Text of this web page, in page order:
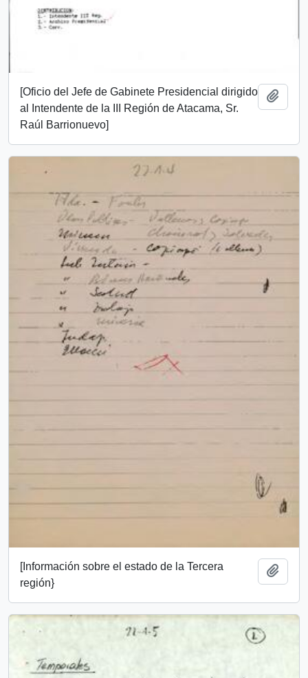
[Oficio del Jefe de Gabinete Presidencial dirigido
al Intendente de la III Región de Atacama, Sr.
Raúl Barrionuevo]
[Información sobre el estado de la Tercera
región}